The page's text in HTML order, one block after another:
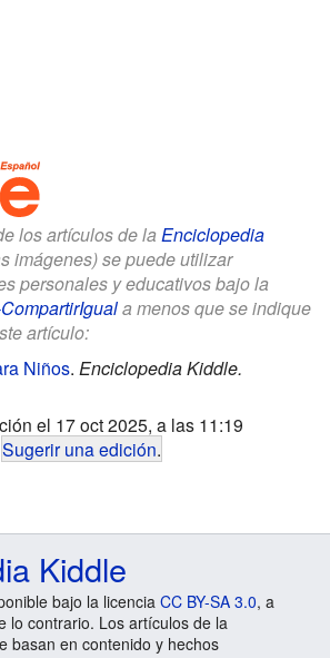
los artículos de la Enciclopedia
imágenes) se puede utilizar
personales y educativos bajo la
a menos que se indique
artículo:
Niños. Enciclopedia Kiddle.
el 17 oct 2025, a las 11:19
Sugerir una edición.
Kiddle
bajo la licencia CC BY-SA 3.0, a
lo contrario. Los artículos de la
basan en contenido y hechos